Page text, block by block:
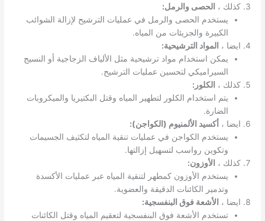
كذلك ، الحصى والرمل:
يستخدم الحصى والرمل في عمليات الترشيح لإزالة الشوائب
الكبيرة والجزيئات من المياه.
ايضا ، المواد الترشيحية:
يمكن استخدام مواد ترشيحية مثل الألياف الزجاجية أو النسيج
السيراميكي لتحسين عمليات الترشيح.
كذلك ، الكلور:
يتم استخدام الكلور لتطهير المياه وقتل البكتيريا والميكروبات
الضارة.
ايضا ، أكسيد الألمنيوم (الكواجن):
يستخدم الكواجن في عمليات تنقية المياه لتكثيف الجسيمات
وتكوين رواسب لتسهيل إزالتها.
كذلك ،
الأوزون:
يستخدم الأوزون كمطهر لتنقية المياه عبر عمليات الأكسدة
وتدمير الكائنات الدقيقة والعضوية.
ايضا ،
الأشعة فوق البنفسجية:
تستخدم الأشعة فوق البنفسجية لتعقيم المياه وقتل الكائنات